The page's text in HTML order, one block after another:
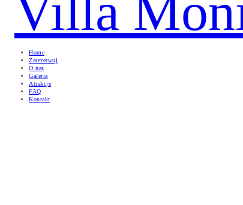
Home
Zarezerwuj
O nas
Galeria
Atrakcje
FAQ
Kontakt